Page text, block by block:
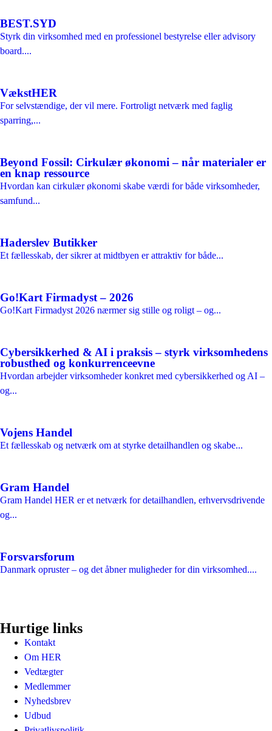
BEST.SYD
Styrk din virksomhed med en professionel bestyrelse eller advisory
board....
VækstHER
For selvstændige, der vil mere. Fortroligt netværk med faglig
sparring,...
Beyond Fossil: Cirkulær økonomi – når materialer er
en knap ressource
Hvordan kan cirkulær økonomi skabe værdi for både virksomheder,
samfund...
Haderslev Butikker
Et fællesskab, der sikrer at midtbyen er attraktiv for både...
Go!Kart Firmadyst – 2026
Go!Kart Firmadyst 2026 nærmer sig stille og roligt – og...
Cybersikkerhed & AI i praksis – styrk virksomhedens
robusthed og konkurrenceevne
Hvordan arbejder virksomheder konkret med cybersikkerhed og AI –
og...
Vojens Handel
Et fællesskab og netværk om at styrke detailhandlen og skabe...
Gram Handel
Gram Handel HER er et netværk for detailhandlen, erhvervsdrivende
og...
Forsvarsforum
Danmark opruster – og det åbner muligheder for din virksomhed....
Hurtige links
Kontakt
Om HER
Vedtægter
Medlemmer
Nyhedsbrev
Udbud